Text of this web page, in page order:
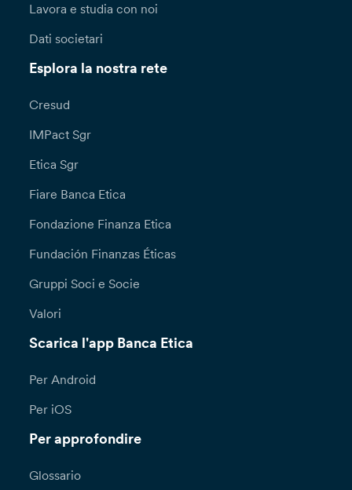
Lavora e studia con noi
Dati societari
Esplora la nostra rete
Cresud
IMPact Sgr
Etica Sgr
Fiare Banca Etica
Fondazione Finanza Etica
Fundación Finanzas Éticas
Gruppi Soci e Socie
Valori
Scarica l'app Banca Etica
Per Android
Per iOS
Per approfondire
Glossario